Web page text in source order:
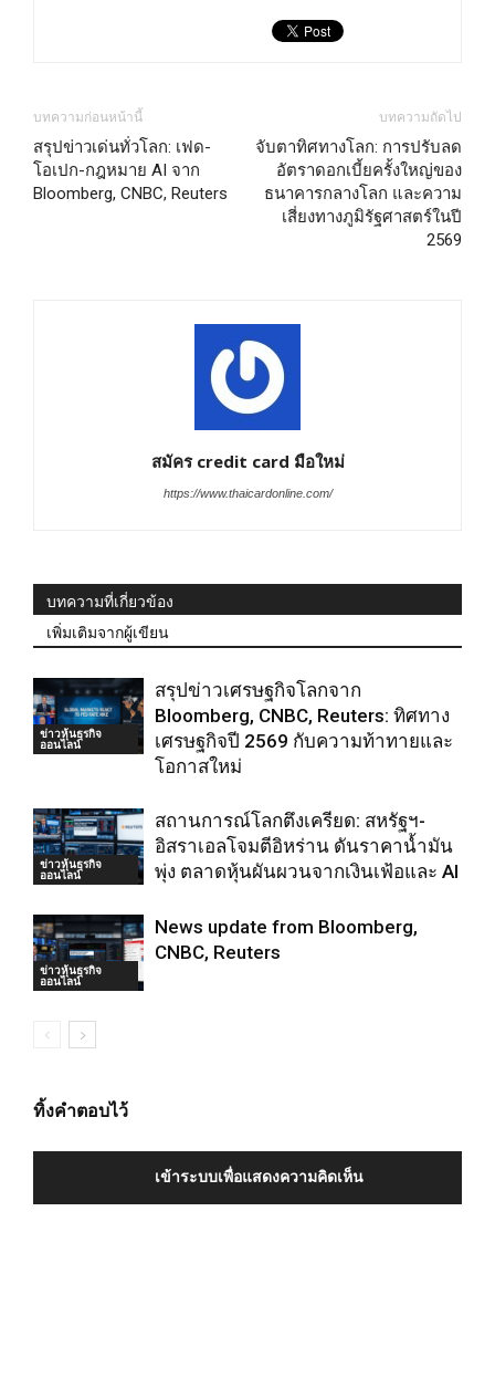
บทความก่อนหน้านี้
สรุปข่าวเด่นทั่วโลก: เฟด-
โอเปก-กฎหมาย AI จาก
Bloomberg, CNBC, Reuters
บทความถัดไป
จับตาทิศทางโลก: การปรับลด
อัตราดอกเบี้ยครั้งใหญ่ของ
ธนาคารกลางโลก และความ
เสี่ยงทางภูมิรัฐศาสตร์ในปี
2569
สมัคร credit card มือใหม่
https://www.thaicardonline.com/
บทความที่เกี่ยวข้อง
เพิ่มเติมจากผู้เขียน
ข่าวหุ้นธุรกิจ
ออนไลน์
สรุปข่าวเศรษฐกิจโลกจาก
Bloomberg, CNBC, Reuters: ทิศทาง
เศรษฐกิจปี 2569 กับความท้าทายและ
โอกาสใหม่
ข่าวหุ้นธุรกิจ
ออนไลน์
สถานการณ์โลกตึงเครียด: สหรัฐฯ-
อิสราเอลโจมตีอิหร่าน ดันราคาน้ำมัน
พุ่ง ตลาดหุ้นผันผวนจากเงินเฟ้อและ AI
ข่าวหุ้นธุรกิจ
ออนไลน์
News update from Bloomberg,
CNBC, Reuters
ทิ้งคำตอบไว้
เข้าระบบเพื่อแสดงความคิดเห็น